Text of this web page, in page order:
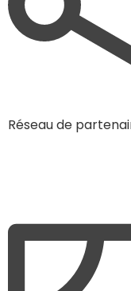
Réseau de